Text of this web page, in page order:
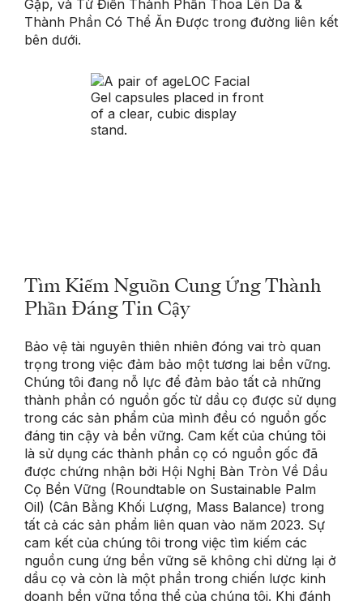
Gặp, và Từ Điển Thành Phần Thoa Lên Da &
Thành Phần Có Thể Ăn Được trong đường liên kết
bên dưới.
Tìm Kiếm Nguồn Cung Ứng Thành
Phần Đáng Tin Cậy
Bảo vệ tài nguyên thiên nhiên đóng vai trò quan
trọng trong việc đảm bảo một tương lai bền vững.
Chúng tôi đang nỗ lực để đảm bảo tất cả những
thành phần có nguồn gốc từ dầu cọ được sử dụng
trong các sản phẩm của mình đều có nguồn gốc
đáng tin cậy và bền vững. Cam kết của chúng tôi
là sử dụng các thành phần cọ có nguồn gốc đã
được chứng nhận bởi Hội Nghị Bàn Tròn Về Dầu
Cọ Bền Vững (Roundtable on Sustainable Palm
Oil) (Cân Bằng Khối Lượng, Mass Balance) trong
tất cả các sản phẩm liên quan vào năm 2023. Sự
cam kết của chúng tôi trong việc tìm kiếm các
nguồn cung ứng bền vững sẽ không chỉ dừng lại ở
dầu cọ và còn là một phần trong chiến lược kinh
doanh bền vững tổng thể của chúng tôi. Khi đánh